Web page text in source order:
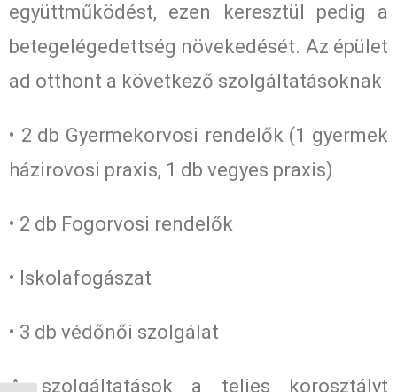
együttműködést, ezen keresztül pedig a
betegelégedettség növekedését. Az épület
ad otthont a következő szolgáltatásoknak
• 2 db Gyermekorvosi rendelők (1 gyermek
házirovosi praxis, 1 db vegyes praxis)
• 2 db Fogorvosi rendelők
• Iskolafogászat
• 3 db védőnői szolgálat
A szolgáltatások a teljes korosztályt